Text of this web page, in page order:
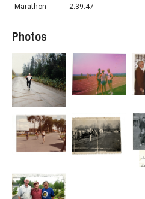
Marathon
2:39:47
Photos